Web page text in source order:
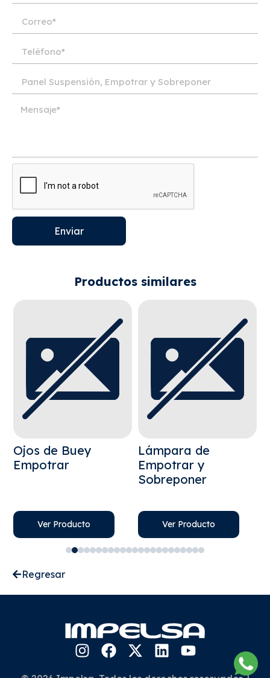
Enviar
Productos similares
Ojos de Buey
Empotrar
Ver Producto
Lámpara de
Empotrar y
Sobreponer
Ver Producto
Regresar